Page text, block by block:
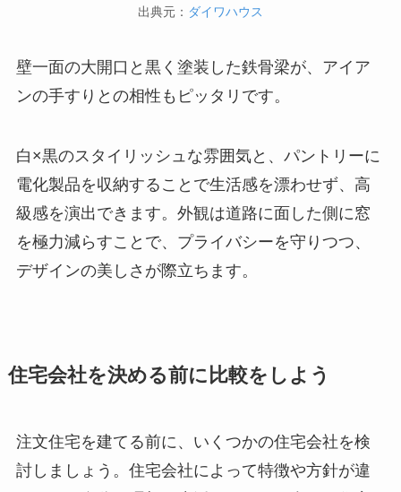
出典元： ダイワハウス
壁一面の大開口と黒く塗装した鉄骨梁が、アイア
ンの手すりとの相性もピッタリです。
白×黒のスタイリッシュな雰囲気と、パントリーに
電化製品を収納することで生活感を漂わせず、高
級感を演出できます。外観は道路に面した側に窓
を極力減らすことで、プライバシーを守りつつ、
デザインの美しさが際立ちます。
住宅会社を決める前に比較をしよう
注文住宅を建てる前に、いくつかの住宅会社を検
討しましょう。住宅会社によって特徴や方針が違